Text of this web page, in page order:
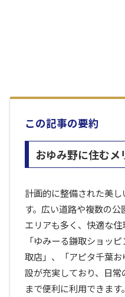
この記事の要約
おゆみ野に住むメ
計画的に整備された美
す。広い道路や複数の
エリアも多く、快適な住
「ゆみーる鎌取ショッ
取店」、「アピタ千葉
設が充実しており、日
まで便利に利用できます。